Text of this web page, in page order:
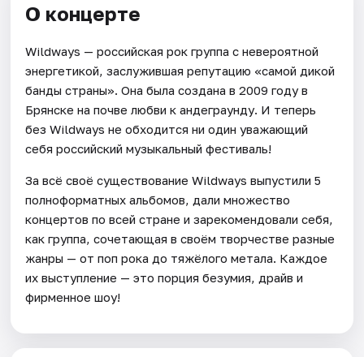
О концерте
Wildways — российская рок группа с невероятной
энергетикой, заслужившая репутацию «самой дикой
банды страны». Она была создана в 2009 году в
Брянске на почве любви к андеграунду. И теперь
без Wildways не обходится ни один уважающий
себя российский музыкальный фестиваль!
За всё своё существование Wildways выпустили 5
полноформатных альбомов, дали множество
концертов по всей стране и зарекомендовали себя,
как группа, сочетающая в своём творчестве разные
жанры — от поп рока до тяжёлого метала. Каждое
их выступление — это порция безумия, драйв и
фирменное шоу!